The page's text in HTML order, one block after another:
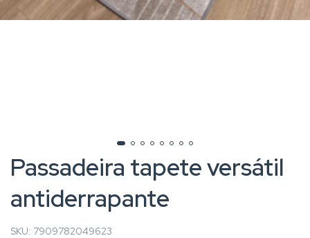
Passadeira tapete versátil
antiderrapante
SKU: 7909782049623